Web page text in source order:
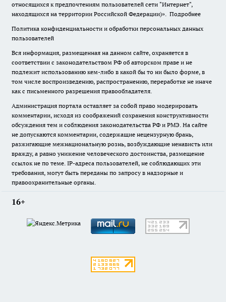
относящихся к предпочтениям пользователей сети "Интернет",
находящихся на территории Российской Федерации)». Подробнее
Политика конфиденциальности и обработки персональных данных
пользователей
Вся информация, размещенная на данном сайте, охраняется в
соответствии с законодательством РФ об авторском праве и не
подлежит использованию кем-либо в какой бы то ни было форме, в
том числе воспроизведению, распространению, переработке не иначе
как с письменного разрешения правообладателя.
Администрация портала оставляет за собой право модерировать
комментарии, исходя из соображений сохранения конструктивности
обсуждения тем и соблюдения законодательства РФ и РМЭ. На сайте
не допускаются комментарии, содержащие нецензурную брань,
разжигающие межнациональную рознь, возбуждающие ненависть или
вражду, а равно унижение человеческого достоинства, размещение
ссылок не по теме. IP-адреса пользователей, не соблюдающих эти
требования, могут быть переданы по запросу в надзорные и
правоохранительные органы.
16+